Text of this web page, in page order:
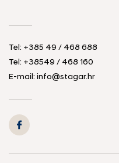
Tel: +385 49 / 468 688
Tel: +38549 / 468 160
E-mail: info@stagar.hr